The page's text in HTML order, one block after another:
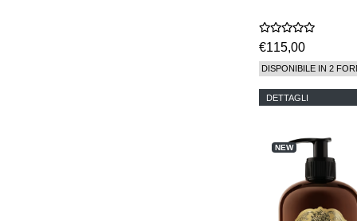
€115,00
DISPONIBILE IN 2
DETTAGLI
NEW